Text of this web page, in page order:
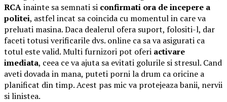
RCAinainte sa semnati si confirmati ora de incepere a
politei, astfel incat sa coincida cu momentul in care va
preluati masina. Daca dealerul ofera suport, folositi-l, dar
faceti totusi verificarile dvs. online ca sa va asigurati ca
totul este valid. Multi furnizori pot oferi activare
imediata, ceea ce va ajuta sa evitati golurile si stresul. Cand
aveti dovada in mana, puteti porni la drum ca oricine a
planificat din timp. Acest pas mic va protejeaza banii, nervii
si linistea.